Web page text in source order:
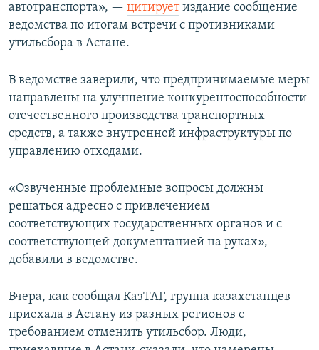
автотранспорта», — цитируетиздание сообщение
ведомства по итогам встречи с противниками
утильсбора в Астане.
В ведомстве заверили, что предпринимаемые меры
направлены на улучшение конкурентоспособности
отечественного производства транспортных
средств, а также внутренней инфраструктуры по
управлению отходами.
«Озвученные проблемные вопросы должны
решаться адресно с привлечением
соответствующих государственных органов и с
соответствующей документацией на руках», —
добавили в ведомстве.
Вчера, как сообщал КазТАГ, группа казахстанцев
приехала в Астану из разных регионов с
требованием отменить утильсбор. Люди,